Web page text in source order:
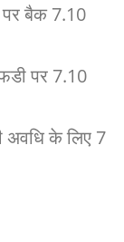
बैक 7.10
पर 7.10
अवधि के लिए 7